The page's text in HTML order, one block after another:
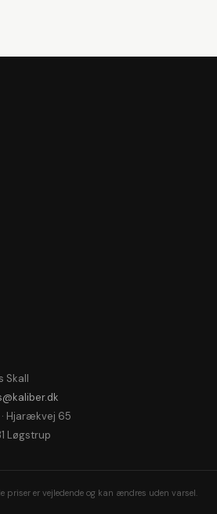
Skall
Hjarækvej 65
Løgstrup
er vejledende og kan ændres uden varsel.